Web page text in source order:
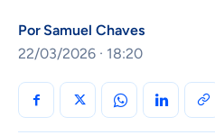
Por Samuel Chaves
22/03/2026 · 18:20